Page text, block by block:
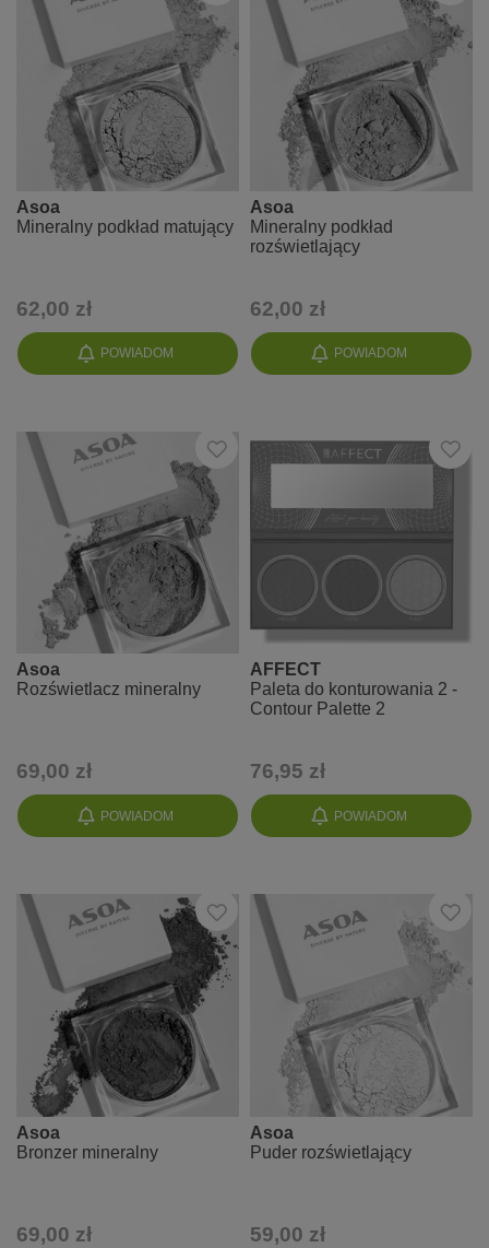
POWIADOM
Asoa
Mineralny podkład matujący
62,00 zł
POWIADOM
Asoa
Mineralny podkład
rozświetlający
62,00 zł
POWIADOM
Asoa
Rozświetlacz mineralny
69,00 zł
POWIADOM
AFFECT
Paleta do konturowania 2 -
Contour Palette 2
76,95 zł
Asoa
Bronzer mineralny
69,00 zł
Asoa
Puder rozświetlający
59,00 zł